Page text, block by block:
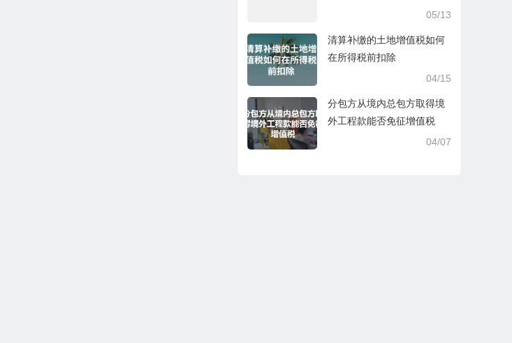
05/13
清算补缴的土地增值税如何
在所得税前扣除
04/15
分包方从境内总包方取得境
外工程款能否免征增值税
04/07